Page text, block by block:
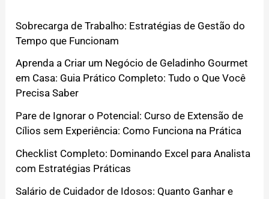
Sobrecarga de Trabalho: Estratégias de Gestão do
Tempo que Funcionam
Aprenda a Criar um Negócio de Geladinho Gourmet
em Casa: Guia Prático Completo: Tudo o Que Você
Precisa Saber
Pare de Ignorar o Potencial: Curso de Extensão de
Cílios sem Experiência: Como Funciona na Prática
Checklist Completo: Dominando Excel para Analista
com Estratégias Práticas
Salário de Cuidador de Idosos: Quanto Ganhar e